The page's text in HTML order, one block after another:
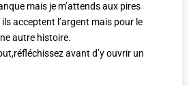
mais je m’attends aux pires
acceptent l’argent mais pour le
autre histoire.
avant d’y ouvrir un